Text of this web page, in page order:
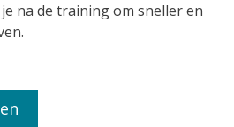
na de training om sneller en